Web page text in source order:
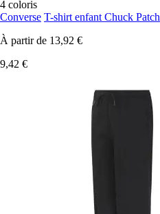
4 coloris
Converse T-shirt enfant Chuck Patch
À partir de 13,92 €
9,42 €